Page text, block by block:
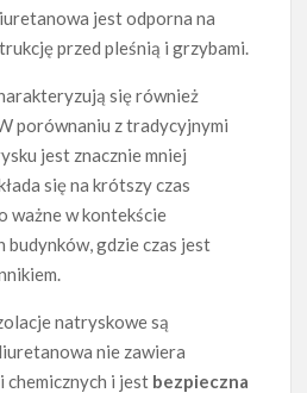
jest odporna na
przed pleśnią i grzybami.
się również
porównaniu z tradycyjnymi
jest znacznie mniej
się na krótszy czas
ważne w kontekście
budynków, gdzie czas jest
natryskowe są
nie zawiera
chemicznych i jest bezpieczna